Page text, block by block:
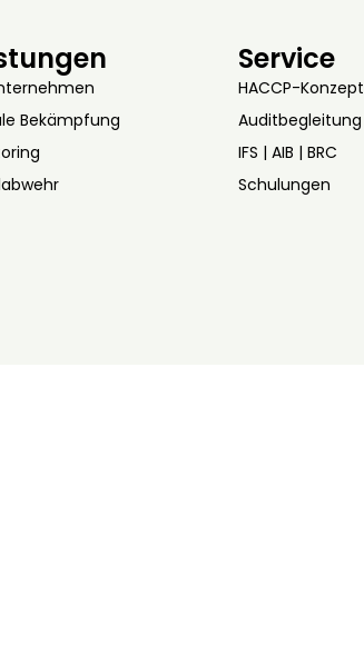
Bekämpfung
Service
HACCP-Konzept
Auditbegleitung
IFS | AIB | BRC
Schulungen